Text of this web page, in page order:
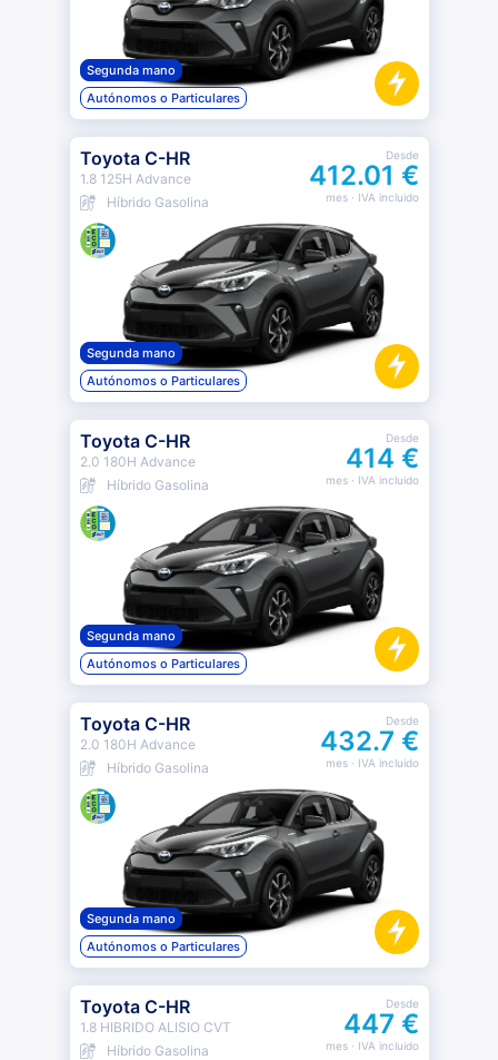
Segunda mano
Autónomos o Particulares
Toyota C-HR
1.8 125H Advance
Híbrido Gasolina
Desde
412.01 €
mes· IVA incluido
Segunda mano
Autónomos o Particulares
Toyota C-HR
2.0 180H Advance
Híbrido Gasolina
Desde
414 €
mes· IVA incluido
Segunda mano
Autónomos o Particulares
Toyota C-HR
2.0 180H Advance
Híbrido Gasolina
Desde
432.7 €
mes· IVA incluido
Segunda mano
Autónomos o Particulares
Toyota C-HR
1.8 HIBRIDO ALISIO CVT
Híbrido Gasolina
Desde
447 €
mes· IVA incluido